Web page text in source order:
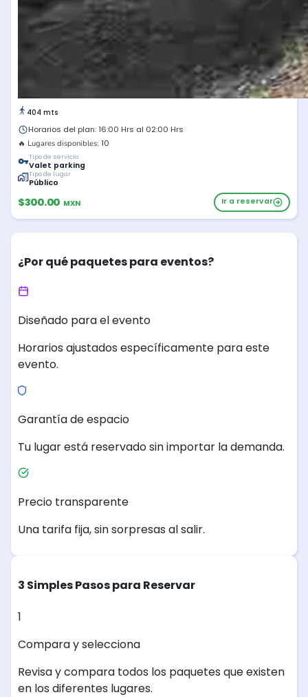
404 mts
Horarios del plan: 16:00 Hrs al 02:00 Hrs
🔥 Lugares disponibles: 10
Tipo de servicio
Valet parking
Tipo de lugar
Público
$300.00 MXN Ir a reservar
¿Por qué paquetes para eventos?
Diseñado para el evento
Horarios ajustados específicamente para este
evento.
Garantía de espacio
Tu lugar está reservado sin importar la demanda.
Precio transparente
Una tarifa fija, sin sorpresas al salir.
3 Simples Pasos para Reservar
1
Compara y selecciona
Revisa y compara todos los paquetes que existen
en los diferentes lugares.